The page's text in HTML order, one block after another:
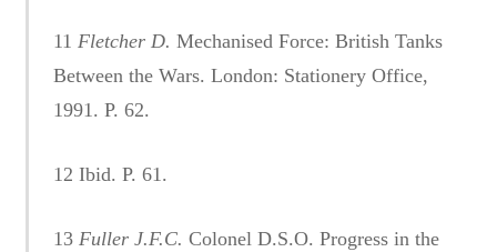
11 Fletcher D. Mechanised Force: British Tanks
Between the Wars. London: Stationery Office,
1991. P. 62.
12 Ibid. P. 61.
13 Fuller J.F.C. Colonel D.S.O. Progress in the